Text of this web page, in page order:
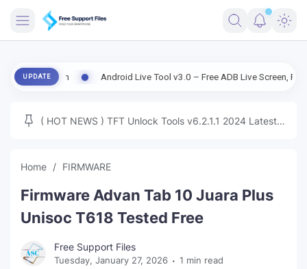
ENG FIRMWARE
MICLOUD
NEXT
TUTORIAL
UPDATE Android Live Tool v3.0 – Free ADB Live Screen, File Manager
( HOT NEWS ) TFT Unlock Tools v6.2.1.1 2024 Latest
Home FIRMWARE
Firmware Advan Tab 10 Juara Plus
Unisoc T618 Tested Free
Free Support Files
Tuesday, January 27, 2026 1 min read